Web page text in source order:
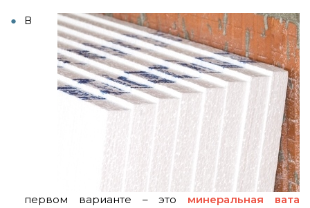
В
первом варианте – это минеральная вата